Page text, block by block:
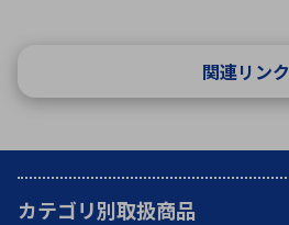
関連リンク
カテゴリ別取扱商品